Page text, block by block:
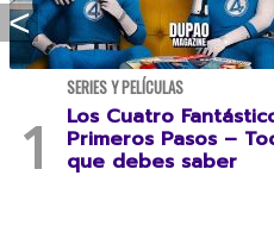
SERIES Y PELÍCULAS
Los Cuatro
Primeros Pasos –
que debes saber